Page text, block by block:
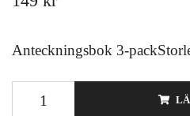
Anteckningsbok 3-